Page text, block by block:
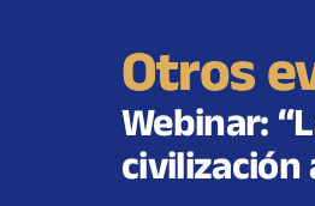
Otros
Webinar:
civilización